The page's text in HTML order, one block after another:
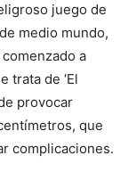
juego de
medio mundo,
a
trata de ‘El
provocar
que
complicaciones.